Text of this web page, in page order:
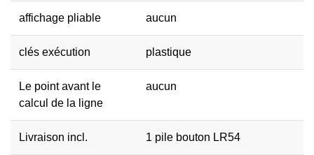
affichage pliable aucun
clés exécution plastique
Le point avant le
calcul de la ligne
aucun
Livraison incl. 1 pile bouton LR54